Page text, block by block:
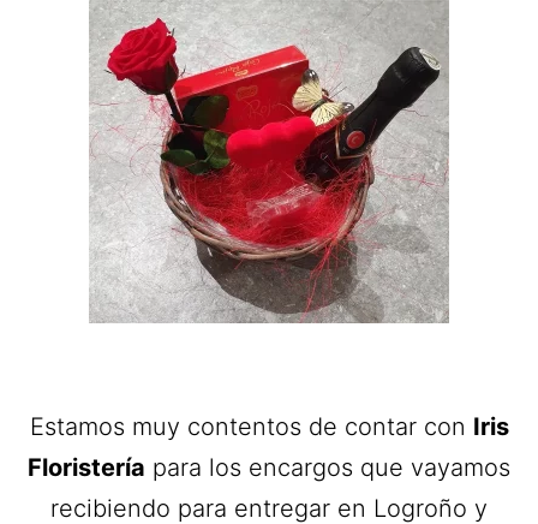
Estamos muy contentos de contar con Iris
Floristería para los encargos que vayamos
recibiendo para entregar en Logroño y